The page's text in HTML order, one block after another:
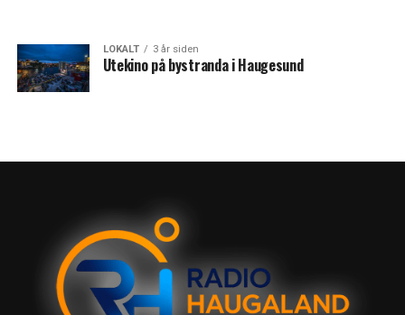
LOKALT 3 år siden
Utekino på bystranda i Haugesund